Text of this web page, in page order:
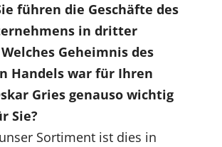
führen die Geschäfte des
in dritter
Geheimnis des
Handels war für Ihren
Gries genauso wichtig
Sie?
Sortiment ist dies in